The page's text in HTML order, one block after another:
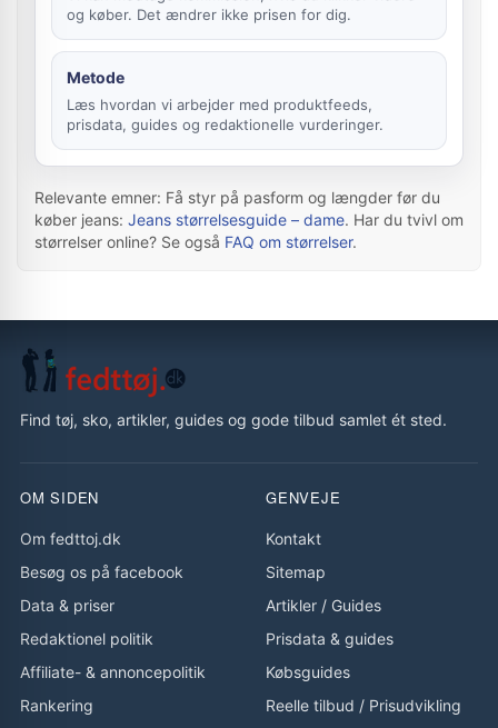
og køber. Det ændrer ikke prisen for dig.
Metode
Læs hvordan vi arbejder med produktfeeds,
prisdata, guides og redaktionelle vurderinger.
Relevante emner: Få styr på pasform og længder før du
køber jeans: Jeans størrelsesguide – dame. Har du tvivl om
størrelser online? Se også FAQ om størrelser.
Find tøj, sko, artikler, guides og gode tilbud samlet ét sted.
OM SIDEN
Om fedttoj.dk
Besøg os på facebook
Data & priser
Redaktionel politik
Affiliate- & annoncepolitik
Rankering
GENVEJE
Kontakt
Sitemap
Artikler / Guides
Prisdata & guides
Købsguides
Reelle tilbud / Prisudvikling